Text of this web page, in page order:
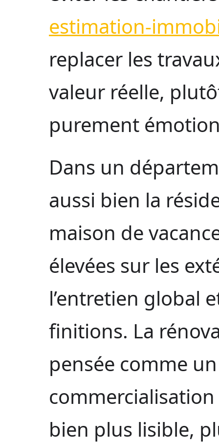
estimation-
replacer les
valeur réelle,
purement
Dans un
aussi bien la
maison de
élevées sur les
l’entretien global
finitions. La
pensée comme
bien plus lisible,